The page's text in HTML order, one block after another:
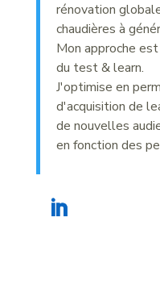
rénovation
chaudières à
Mon approche
du test & learn.
J'optimise en
d'acquisition de
de nouvelles
en fonction des